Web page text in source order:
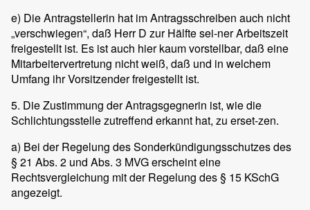
e) Die Antragstellerin hat im Antragsschreiben auch nicht
„verschwiegen“, daß Herr D zur Hälfte sei-ner Arbeitszeit
freigestellt ist. Es ist auch hier kaum vorstellbar, daß eine
Mitarbeitervertretung nicht weiß, daß und in welchem
Umfang ihr Vorsitzender freigestellt ist.
5. Die Zustimmung der Antragsgegnerin ist, wie die
Schlichtungsstelle zutreffend erkannt hat, zu erset-zen.
a) Bei der Regelung des Sonderkündigungsschutzes des
§ 21 Abs. 2 und Abs. 3 MVG erscheint eine
Rechtsvergleichung mit der Regelung des § 15 KSchG
angezeigt.